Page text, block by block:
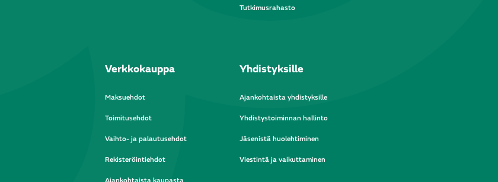
Tutkimusrahasto
Verkkokauppa
Maksuehdot
Toimitusehdot
Vaihto- ja palautusehdot
Rekisteröintiehdot
Yhdistyksille
Ajankohtaista yhdistyksille
Yhdistystoiminnan hallinto
Jäsenistä huolehtiminen
Viestintä ja vaikuttaminen